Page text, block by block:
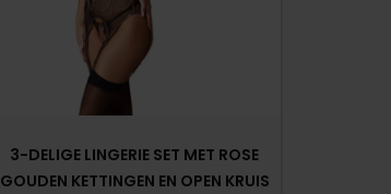
3-DELIGE LINGERIE SET MET ROSE
GOUDEN KETTINGEN EN OPEN KRUIS